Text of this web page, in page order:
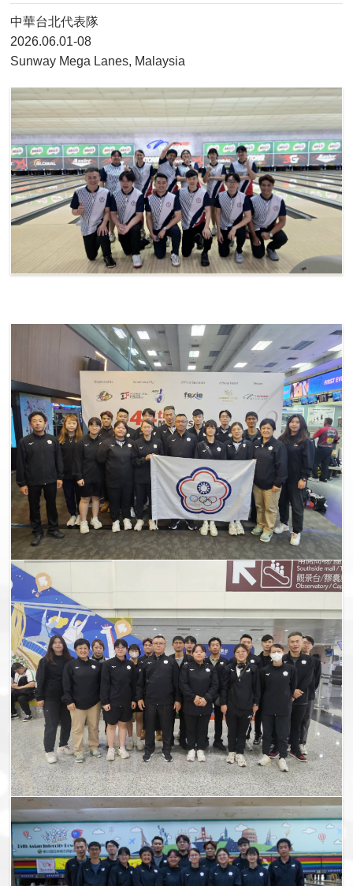
115年第14屆組織改選公告
2027年日本關西世界壯年運動會
2026年風暴台灣飛碟盃
中華台北代表隊
2026.06.01-08
Sunway Mega Lanes, Malaysia